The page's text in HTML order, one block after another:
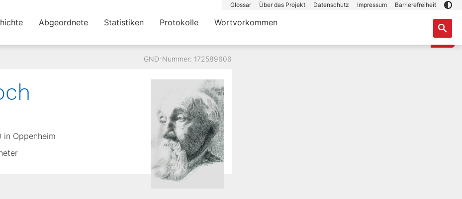
Glossar Über das Projekt Datenschutz Impressum Barrierefreiheit
Abgeordnete Statistiken Protokolle Wortvorkommen
GND-Nummer: 172589606
in Oppenheim